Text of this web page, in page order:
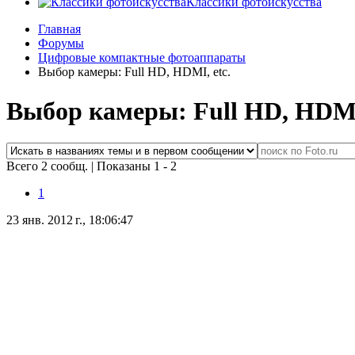
Главная
Форумы
Цифровые компактные фотоаппараты
Выбор камеры: Full HD, HDMI, etc.
Выбор камеры: Full HD,
Всего 2 сообщ. | Показаны 1 - 2
1
23 янв. 2012 г., 18:06:47